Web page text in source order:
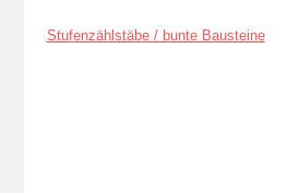
Stufenzählstäbe / bunte Bausteine